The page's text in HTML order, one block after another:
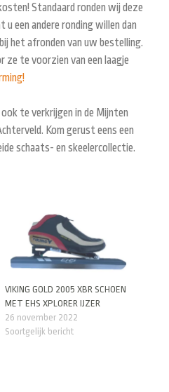
Standaard ronden wij deze
u een andere ronding willen dan
het afronden van uw bestelling.
ze te voorzien van een laagje
te verkrijgen in de Mijnten
Kom gerust eens een
schaats- en skeelercollectie.
VIKING GOLD 2005 XBR SCHOEN
MET EHS XPLORER IJZER
26 november 2022
Soortgelijk bericht